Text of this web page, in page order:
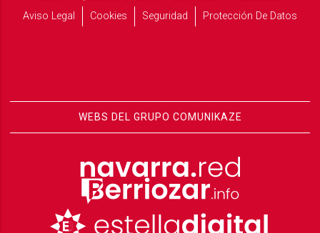
Aviso Legal
Cookies Seguridad Protección De Datos
WEBS DEL GRUPO COMUNIKAZE